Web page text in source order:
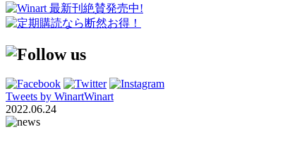
Tweets by WinartWinart
2022.06.24